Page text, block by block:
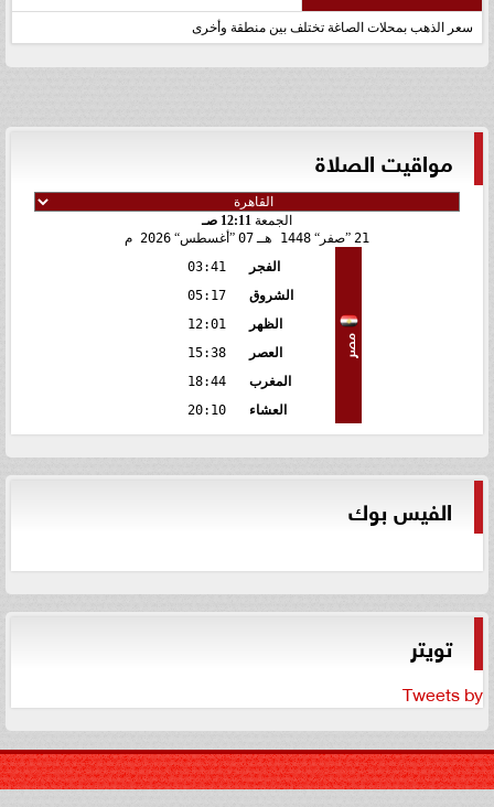
سعر الذهب بمحلات الصاغة تختلف بين منطقة وأخرى
مواقيت الصلاة
الجمعة 12:11 صـ
21 صفر 1448 هـ 07 أغسطس 2026 م
مصر
الفجر
03:41
الشروق
05:17
الظهر
12:01
العصر
15:38
المغرب
18:44
العشاء
20:10
الفيس بوك
تويتر
Tweets by